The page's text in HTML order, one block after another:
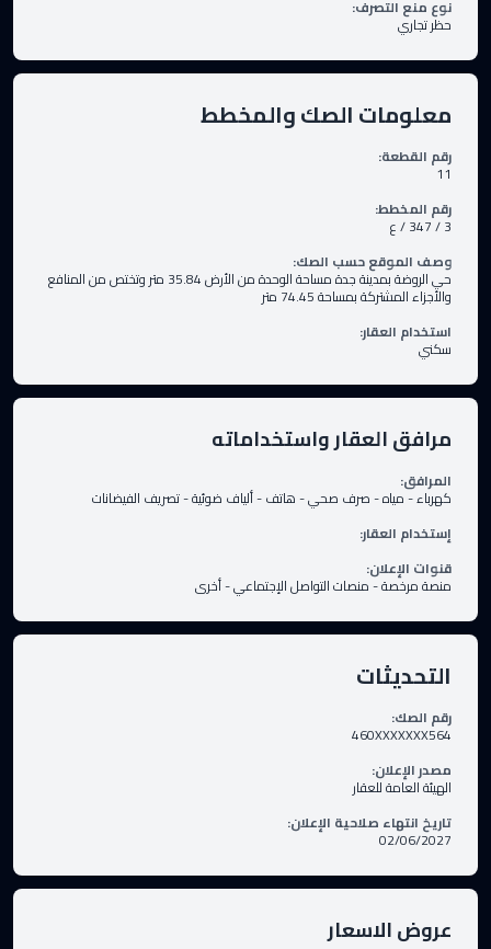
نوع منع التصرف:
حظر تجاري
معلومات الصك والمخطط
رقم القطعة:
11
رقم المخطط:
3 / 347 / ع
وصف الموقع حسب الصك:
حي الروضة بمدينة جدة مساحة الوحدة من الأرض 35.84 متر وتختص من المنافع
والأجزاء المشتركة بمساحة 74.45 متر
استخدام العقار:
سكني
مرافق العقار واستخداماته
المرافق:
كهرباء-مياه-صرف صحي-هاتف-ألياف ضوئية-تصريف الفيضانات
إستخدام العقار:
قنوات الإعلان:
منصة مرخصة-منصات التواصل الإجتماعي-أخرى
التحديثات
رقم الصك:
460XXXXXXX564
مصدر الإعلان:
الهيئة العامة للعقار
تاريخ انتهاء صلاحية الإعلان:
02/06/2027
عروض الاسعار